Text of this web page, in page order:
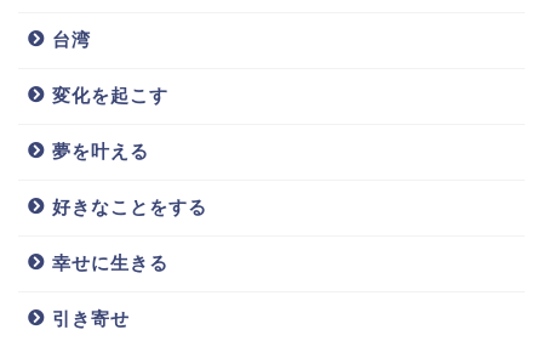
台湾
変化を起こす
夢を叶える
好きなことをする
幸せに生きる
引き寄せ